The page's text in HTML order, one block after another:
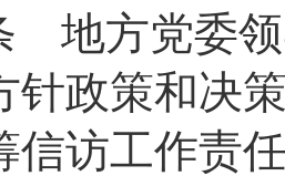
地方党委领
针政策和决
信访工作责